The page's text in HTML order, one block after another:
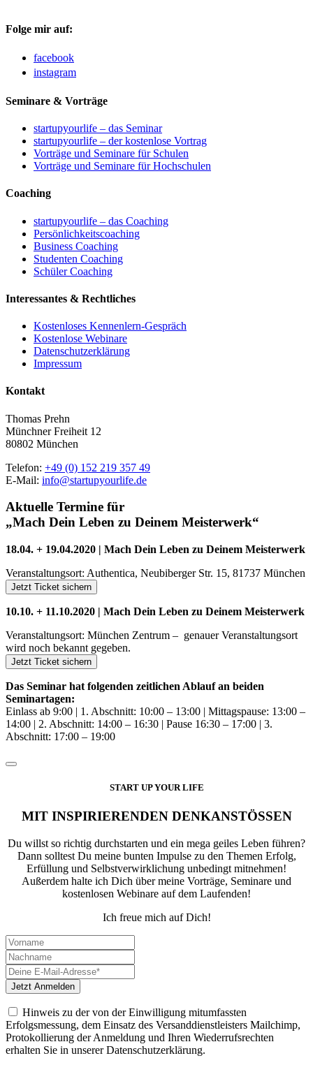
Folge mir auf:
facebook
instagram
Seminare & Vorträge
startupyourlife – das Seminar
startupyourlife – der kostenlose Vortrag
Vorträge und Seminare für Schulen
Vorträge und Seminare für Hochschulen
Coaching
startupyourlife – das Coaching
Persönlichkeitscoaching
Business Coaching
Studenten Coaching
Schüler Coaching
Interessantes & Rechtliches
Kostenloses Kennenlern-Gespräch
Kostenlose Webinare
Datenschutzerklärung
Impressum
Kontakt
Thomas Prehn
Münchner Freiheit 12
80802 München
Telefon: +49 (0) 152 219 357 49
E-Mail: info@startupyourlife.de
Aktuelle Termine für
„Mach Dein Leben zu Deinem Meisterwerk“
18.04. + 19.04.2020 | Mach Dein Leben zu Deinem Meisterwerk
Veranstaltungsort: Authentica, Neubiberger Str. 15, 81737 München
Jetzt Ticket sichern
10.10. + 11.10.2020 | Mach Dein Leben zu Deinem Meisterwerk
Veranstaltungsort: München Zentrum – genauer Veranstaltungsort
wird noch bekannt gegeben.
Jetzt Ticket sichern
Das Seminar hat folgenden zeitlichen Ablauf an beiden
Seminartagen:
Einlass ab 9:00 | 1. Abschnitt: 10:00 – 13:00 | Mittagspause: 13:00 –
14:00 | 2. Abschnitt: 14:00 – 16:30 | Pause 16:30 – 17:00 | 3.
Abschnitt: 17:00 – 19:00
START UP YOUR LIFE
MIT INSPIRIERENDEN DENKANSTÖSSEN
Du willst so richtig durchstarten und ein mega geiles Leben führen?
Dann solltest Du meine bunten Impulse zu den Themen Erfolg,
Erfüllung und Selbstverwirklichung unbedingt mitnehmen!
Außerdem halte ich Dich über meine Vorträge, Seminare und
kostenlosen Webinare auf dem Laufenden!
Ich freue mich auf Dich!
Hinweis zu der von der Einwilligung mitumfassten
Erfolgsmessung, dem Einsatz des Versanddienstleisters Mailchimp,
Protokollierung der Anmeldung und Ihren Wiederrufsrechten
erhalten Sie in unserer Datenschutzerklärung.